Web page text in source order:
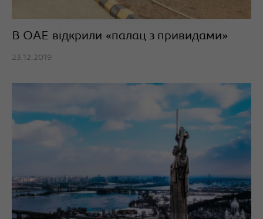
В ОАЕ відкрили «палац з привидами»
23.12.2019